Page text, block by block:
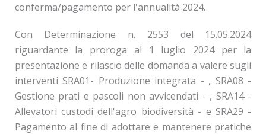
conferma/pagamento per l'annualità 2024.
Con Determinazione n. 2553 del 15.05.2024
riguardante la proroga al 1 luglio 2024 per la
presentazione e rilascio delle domanda a valere sugli
interventi SRA01- Produzione integrata - , SRA08 -
Gestione prati e pascoli non avvicendati - , SRA14 -
Allevatori custodi dell'agro biodiversità - e SRA29 -
Pagamento al fine di adottare e mantenere pratiche